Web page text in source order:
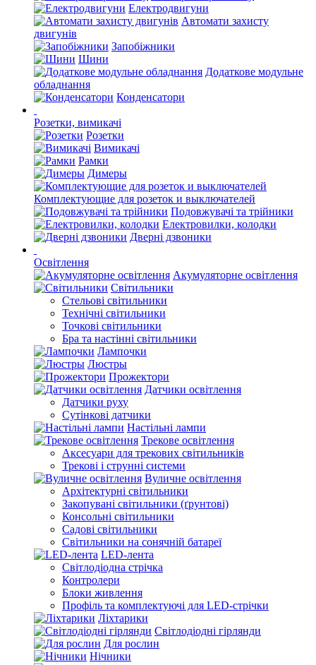
Електродвигуни
Автомати захисту
двигунів
Запобіжники
Шини
Додаткове модульне
обладнання
Конденсатори
Розетки, вимикачі
Розетки
Вимикачі
Рамки
Димеры
Комплектующие для розеток и выключателей
Подовжувачі та трійники
Електровилки, колодки
Дверні дзвоники
Освітлення
Акумуляторне освітлення
Світильники
Стельові світильники
Технічні світильники
Точкові світильники
Бра та настінні світильники
Лампочки
Люстры
Прожектори
Датчики освітлення
Датчики руху
Сутінкові датчики
Настільні лампи
Трекове освітлення
Аксесуари для трекових світильників
Трекові і струнні системи
Вуличне освітлення
Архітектурні світильники
Закопувані світильники (ґрунтові)
Консольні світильники
Садові світильники
Світильники на сонячній батареї
LED-лента
Світлодіодна стрічка
Контролери
Блоки живлення
Профіль та комплектуючі для LED-стрічки
Ліхтарики
Світлодіодні гірлянди
Для рослин
Нічники